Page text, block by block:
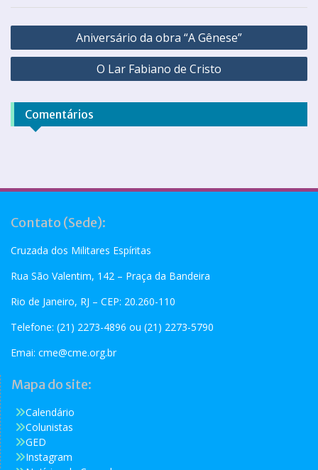
Aniversário da obra “A Gênese”
O Lar Fabiano de Cristo
Comentários
Contato (Sede):
Cruzada dos Militares Espíritas
Rua São Valentim, 142 – Praça da Bandeira
Rio de Janeiro, RJ – CEP: 20.260-110
Telefone: (21) 2273-4896 ou (21) 2273-5790
Emai: cme@cme.org.br
Mapa do site:
Calendário
Colunistas
GED
Instagram